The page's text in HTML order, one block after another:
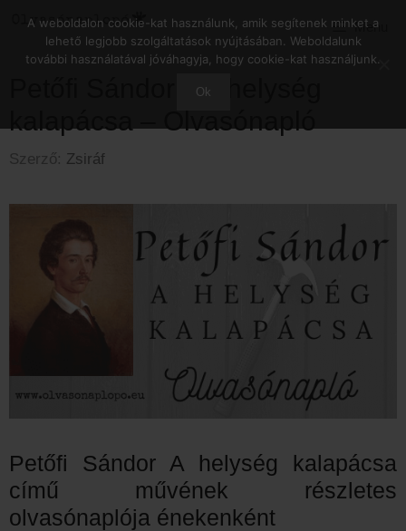
tartalomba
Menu
Petőfi Sándor – A helység
kalapácsa – Olvasónapló
Szerző: Zsiráf
Petőfi Sándor A helység kalapácsa
című művének részletes
olvasónaplója énekenként
A weboldalon cookie-kat használunk, amik segítenek minket a
lehető legjobb szolgáltatások nyújtásában. Weboldalunk
további használatával jóváhagyja, hogy cookie-kat használjunk.
Ok